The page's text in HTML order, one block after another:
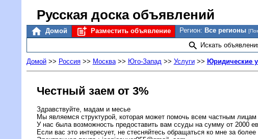
Русская доска объявлений
Домой Разместить объявление Регион: Все регионы
Искать
Домой>> Россия>> Москва>> Юго-Запад>> Услуги>> Юридические
Честный заем от 3%
Здравствуйте, мадам и месье
Мы являемся структурой, которая может помочь всем частным
У нас была возможность предоставить вам ссуды на сумму от 2000
Если вас это интересует, не стесняйтесь обращаться ко мне за